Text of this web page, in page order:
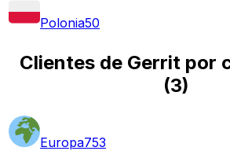
Polonia50
Clientes de Gerrit por
(3)
Europa753